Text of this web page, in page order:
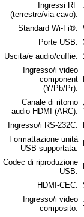
Ingressi RF
(terrestre/via cavo):
Standard Wi-Fi®:
Porte USB:
Uscita/e audio/cuffie:
Ingresso/i video
component
(Y/Pb/Pr):
Canale di ritorno
audio HDMI (ARC):
Ingresso/i RS-232C:
Formattazione unità
USB supportata:
Codec di riproduzione
USB:
HDMI-CEC:
Ingresso/i video
composito: